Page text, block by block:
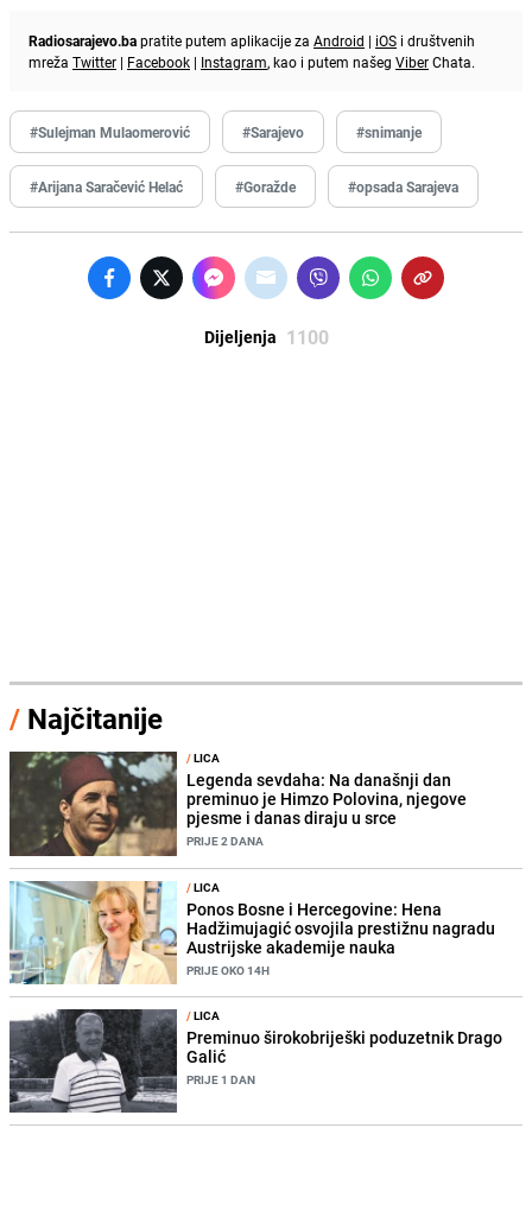
Radiosarajevo.bapratite putem aplikacije za Android | iOS i društvenih
mreža Twitter | Facebook | Instagram, kao i putem našeg ViberChata.
#Sulejman Mulaomerović #Sarajevo #snimanje
#Arijana Saračević Helać #Goražde #opsada Sarajeva
Dijeljenja 1100
/ Najčitanije
/LICA
Legenda sevdaha: Na današnji dan
preminuo je Himzo Polovina, njegove
pjesme i danas diraju u srce
PRIJE 2 DANA
/LICA
Ponos Bosne i Hercegovine: Hena
Hadžimujagić osvojila prestižnu nagradu
Austrijske akademije nauka
PRIJE OKO 14H
/LICA
Preminuo širokobriješki poduzetnik Drago
Galić
PRIJE 1 DAN